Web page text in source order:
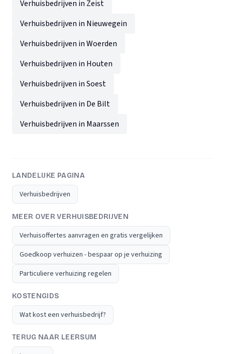
Verhuisbedrijven in Zeist
Verhuisbedrijven in Nieuwegein
Verhuisbedrijven in Woerden
Verhuisbedrijven in Houten
Verhuisbedrijven in Soest
Verhuisbedrijven in De Bilt
Verhuisbedrijven in Maarssen
LANDELIJKE PAGINA
Verhuisbedrijven
MEER OVER VERHUISBEDRIJVEN
Verhuisoffertes aanvragen en gratis vergelijken
Goedkoop verhuizen - bespaar op je verhuizing
Particuliere verhuizing regelen
KOSTENGIDS
Wat kost een verhuisbedrijf?
TERUG NAAR LEERSUM